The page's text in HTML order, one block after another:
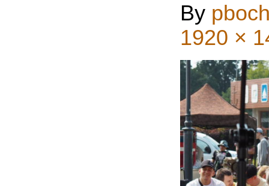
By
1920 ×